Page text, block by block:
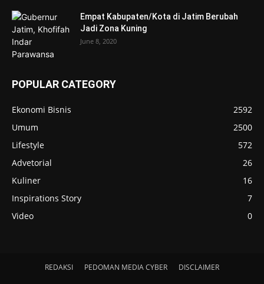
Empat Kabupaten/Kota di Jatim Berubah
Jadi Zona Kuning
June 8, 2020
POPULAR CATEGORY
Ekonomi Bisnis
2592
Umum
2500
Lifestyle
572
Advetorial
26
Kuliner
16
Inspirations Story
7
Video
0
REDAKSI PEDOMAN MEDIA CYBER DISCLAIMER